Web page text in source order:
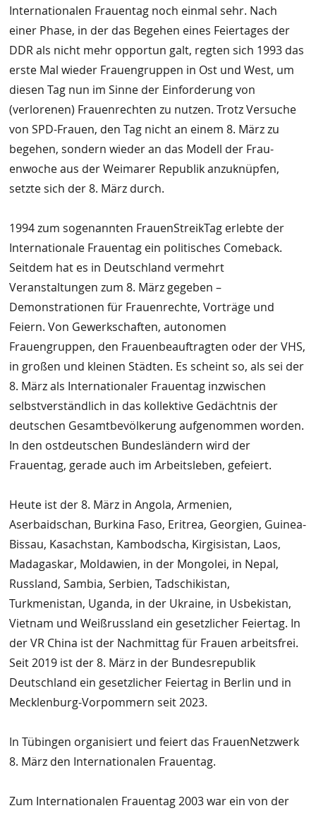
Internationalen Frauentag noch einmal sehr. Nach
einer Phase, in der das Begehen eines Feiertages der
DDR als nicht mehr opportun galt, regten sich 1993 das
erste Mal wieder Frauengruppen in Ost und West, um
diesen Tag nun im Sinne der Einforderung von
(verlorenen) Frauenrechten zu nutzen. Trotz Versuche
von SPD-Frauen, den Tag nicht an einem 8. März zu
begehen, sondern wieder an das Modell der Frau-
enwoche aus der Weimarer Republik anzuknüpfen,
setzte sich der 8. März durch.
1994 zum sogenannten FrauenStreikTag erlebte der
Internationale Frauentag ein politisches Comeback.
Seitdem hat es in Deutschland vermehrt
Veranstaltungen zum 8. März gegeben –
Demonstrationen für Frauenrechte, Vorträge und
Feiern. Von Gewerkschaften, autonomen
Frauengruppen, den Frauenbeauftragten oder der VHS,
in großen und kleinen Städten. Es scheint so, als sei der
8. März als Internationaler Frauentag inzwischen
selbstverständlich in das kollektive Gedächtnis der
deutschen Gesamtbevölkerung aufgenommen worden.
In den ostdeutschen Bundesländern wird der
Frauentag, gerade auch im Arbeitsleben, gefeiert.
Heute ist der 8. März in Angola, Armenien,
Aserbaidschan, Burkina Faso, Eritrea, Georgien, Guinea-
Bissau, Kasachstan, Kambodscha, Kirgisistan, Laos,
Madagaskar, Moldawien, in der Mongolei, in Nepal,
Russland, Sambia, Serbien, Tadschikistan,
Turkmenistan, Uganda, in der Ukraine, in Usbekistan,
Vietnam und Weißrussland ein gesetzlicher Feiertag. In
der VR China ist der Nachmittag für Frauen arbeitsfrei.
Seit 2019 ist der 8. März in der Bundesrepublik
Deutschland ein gesetzlicher Feiertag in Berlin und in
Mecklenburg-Vorpommern seit 2023.
In Tübingen organisiert und feiert das FrauenNetzwerk
8. März den Internationalen Frauentag.
Zum Internationalen Frauentag 2003 war ein von der